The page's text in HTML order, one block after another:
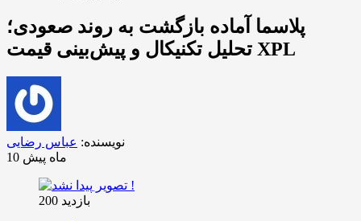
پلاسما آماده بازگشت به روند صعودی؛
تحلیل تکنیکال و پیش‌بینی قیمت XPL
نویسنده: عباس رضایی
10 ماه پیش
بازدید 200